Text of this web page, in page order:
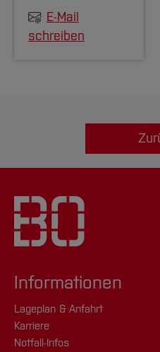
E-Mail
schreiben
Informationen
Lageplan & Anfahrt
Karriere
Notfall-Infos